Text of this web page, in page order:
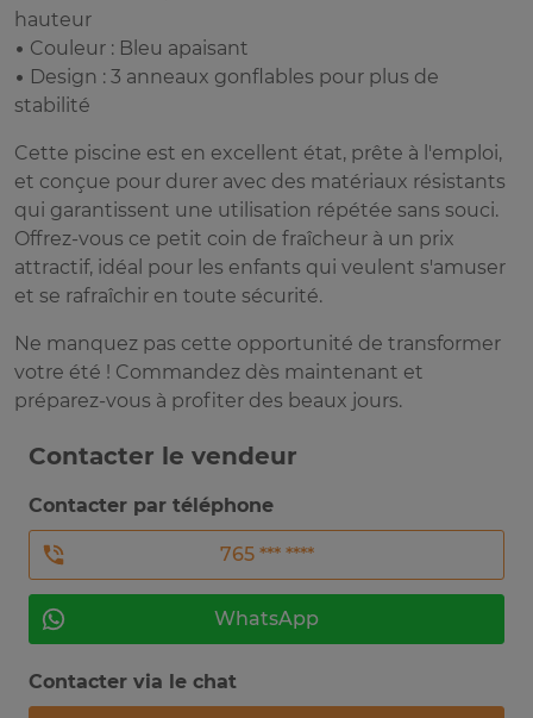
hauteur
• Couleur : Bleu apaisant
• Design : 3 anneaux gonflables pour plus de
stabilité
Cette piscine est en excellent état, prête à l'emploi,
et conçue pour durer avec des matériaux résistants
qui garantissent une utilisation répétée sans souci.
Offrez-vous ce petit coin de fraîcheur à un prix
attractif, idéal pour les enfants qui veulent s'amuser
et se rafraîchir en toute sécurité.
Ne manquez pas cette opportunité de transformer
votre été ! Commandez dès maintenant et
préparez-vous à profiter des beaux jours.
Contacter le vendeur
Contacter par téléphone
765 *** ****
WhatsApp
Contacter via le chat